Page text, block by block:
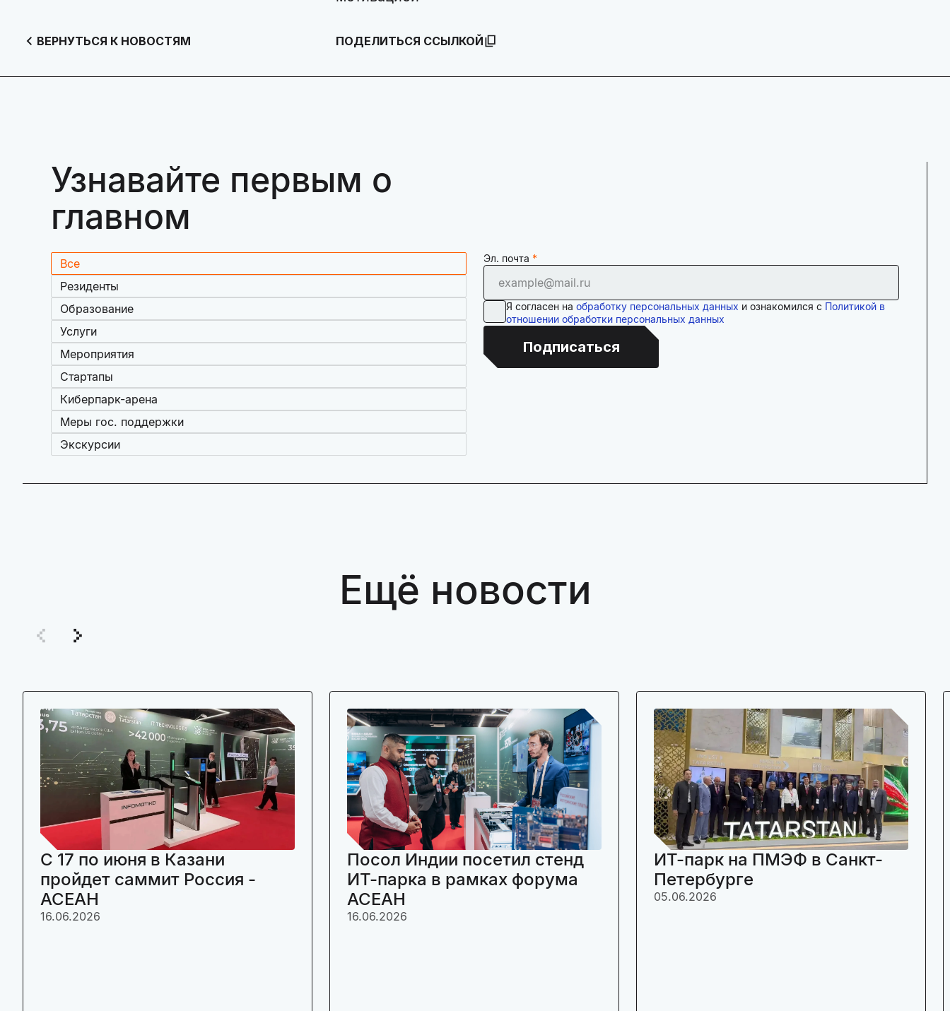
ВЕРНУТЬСЯ К НОВОСТЯМ ПОДЕЛИТЬСЯ ССЫЛКОЙ
Узнавайте первым о
главном
Все
Резиденты
Образование
Услуги
Мероприятия
Стартапы
Киберпарк-арена
Меры гос. поддержки
Экскурсии
Эл. почта
Я согласен на обработку персональных данных и ознакомился с Политикой в
отношении обработки персональных данных
Подписаться
Ещё новости
C 17 по июня в Казани
пройдет саммит Россия -
АСЕАН
16.06.2026
Посол Индии посетил стенд
ИТ-парка в рамках форума
АСЕАН
16.06.2026
ИТ-парк на ПМЭФ в Санкт-
Петербурге
05.06.2026